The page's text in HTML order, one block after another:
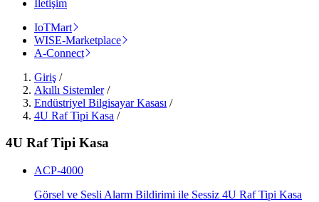
İletişim
IoTMart
WISE-Marketplace
A-Connect
Giriş /
Akıllı Sistemler/
Endüstriyel Bilgisayar Kasası /
4U Raf Tipi Kasa /
4U Raf Tipi Kasa
ACP-4000
Görsel ve Sesli Alarm Bildirimi ile Sessiz 4U Raf Tipi Kasa